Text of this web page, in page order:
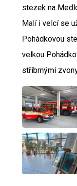
stezek na
Malí i velcí se
Pohádkovou
velkou
stříbrnými